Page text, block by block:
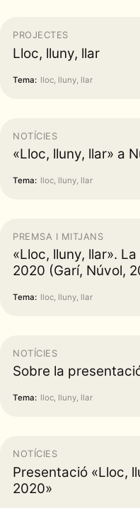
PROJECTES
Lloc, lluny, llar
Tema: lloc, lluny, llar
NOTÍCIES
«Lloc, lluny, llar» a
Tema: lloc, lluny, llar
PREMSA I MITJANS
«Lloc, lluny, llar».
2020 (Garí, Núvol,
Tema: lloc, lluny, llar
NOTÍCIES
Sobre la
Tema: lloc, lluny, llar
NOTÍCIES
Presentació «Lloc,
2020»